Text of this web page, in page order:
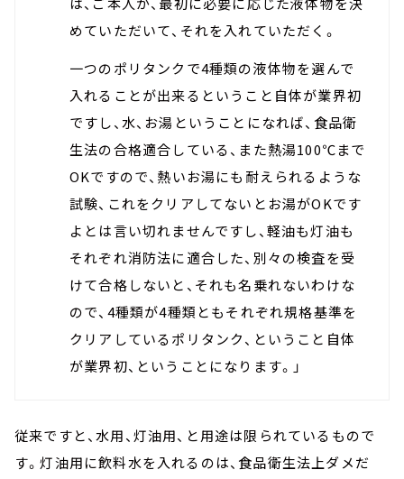
めていただいて、それを入れていただく。
一つのポリタンクで4種類の液体物を選んで
入れることが出来るということ自体が業界初
ですし、水、お湯ということになれば、食品衛
生法の合格適合している、また熱湯100℃まで
OKですので、熱いお湯にも耐えられるような
試験、これをクリアしてないとお湯がOKです
よとは言い切れませんですし、軽油も灯油も
それぞれ消防法に適合した、別々の検査を受
けて合格しないと、それも名乗れないわけな
ので、4種類が4種類ともそれぞれ規格基準を
クリアしているポリタンク、ということ自体
が業界初、ということになります。」
従来ですと、水用、灯油用、と用途は限られているもので
す。灯油用に飲料水を入れるのは、食品衛生法上ダメだ